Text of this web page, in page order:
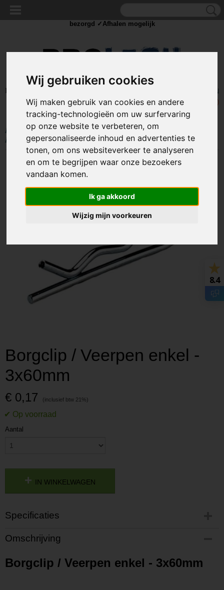
Wij gebruiken cookies
Wij maken gebruik van cookies en andere
tracking-technologieën om uw surfervaring
op onze website te verbeteren, om
gepersonaliseerde inhoud en advertenties te
tonen, om ons websiteverkeer te analyseren
en om te begrijpen waar onze bezoekers
vandaan komen.
Ik ga akkoord
Wijzig mijn voorkeuren
Inloggen Registreren
UW WINKELWAGEN
Geen producten
(0)
Home >IJZERWAREN>BEVESTIGING>BORGCLIP - BORGPEN
Borgclip / Veerpen - Enkel>Borgclip / Veerpen enkel - 3x60mm
Borgclip / Veerpen enkel -
3x60mm
€ 0,17
Aantal
IN WINKELWAGEN
Specificaties
Productcode
P201810171301
L201810171301
Omschrijving
Borgclip / Veerpen enkel - 3x60mm
bezorgd ✓Afhalen mogelijk
8.4